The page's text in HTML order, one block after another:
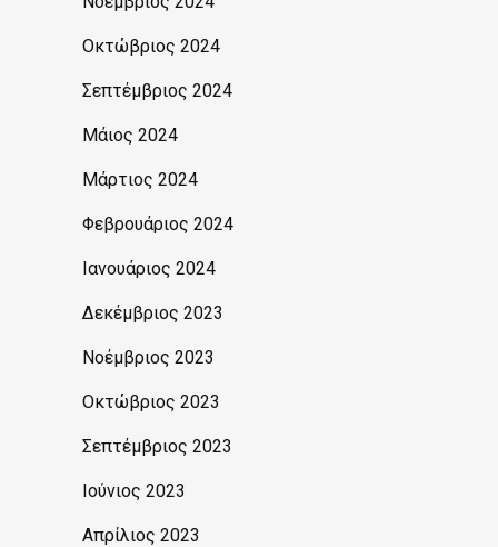
Οκτώβριος 2024
Σεπτέμβριος 2024
Μάιος 2024
Μάρτιος 2024
Φεβρουάριος 2024
Ιανουάριος 2024
Δεκέμβριος 2023
Νοέμβριος 2023
Οκτώβριος 2023
Σεπτέμβριος 2023
Ιούνιος 2023
Απρίλιος 2023